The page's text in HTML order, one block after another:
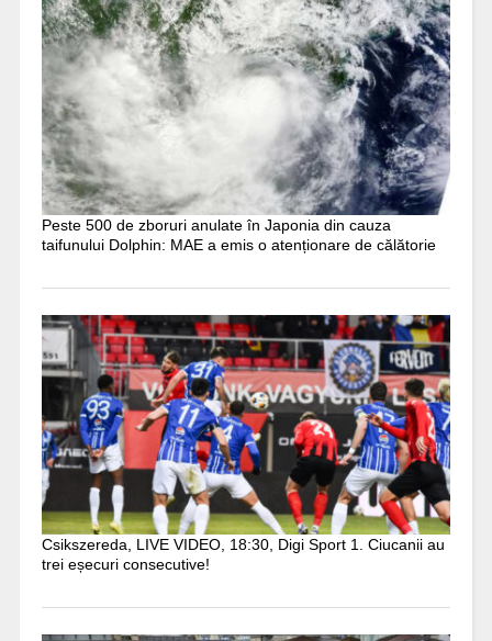
Peste 500 de zboruri anulate în Japonia din cauza
taifunului Dolphin: MAE a emis o atenționare de călătorie
Csikszereda, LIVE VIDEO, 18:30, Digi Sport 1. Ciucanii au
trei eșecuri consecutive!